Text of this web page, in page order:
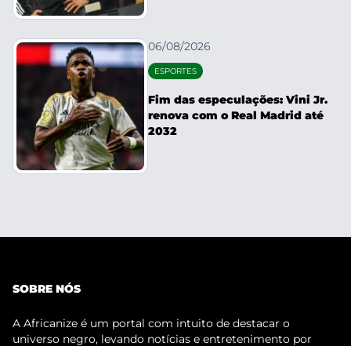
06/08/2026
ESPORTES
Fim das especulações: Vini Jr.
renova com o Real Madrid até
2032
SOBRE NÓS
A Africanize é um portal com intuito de destacar o
universo negro, levando notícias e entretenimento por